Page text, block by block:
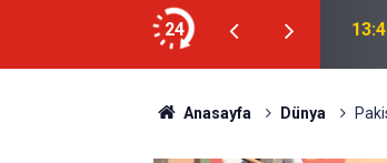
24
üzerine Müslüman oldu
Anasayfa Dünya